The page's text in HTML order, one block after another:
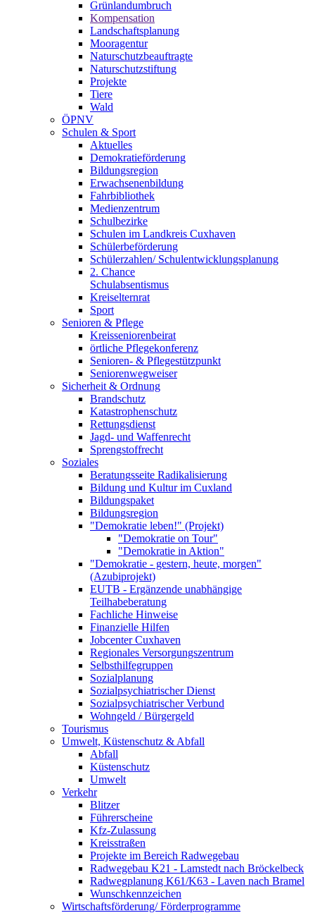
Grünlandumbruch
Kompensation
Landschaftsplanung
Mooragentur
Naturschutzbeauftragte
Naturschutzstiftung
Projekte
Tiere
Wald
ÖPNV
Schulen & Sport
Aktuelles
Demokratieförderung
Bildungsregion
Erwachsenenbildung
Fahrbibliothek
Medienzentrum
Schulbezirke
Schulen im Landkreis Cuxhaven
Schülerbeförderung
Schülerzahlen/ Schulentwicklungsplanung
2. Chance
Schulabsentismus
Kreiselternrat
Sport
Senioren & Pflege
Kreisseniorenbeirat
örtliche Pflegekonferenz
Senioren- & Pflegestützpunkt
Seniorenwegweiser
Sicherheit & Ordnung
Brandschutz
Katastrophenschutz
Rettungsdienst
Jagd- und Waffenrecht
Sprengstoffrecht
Soziales
Beratungsseite Radikalisierung
Bildung und Kultur im Cuxland
Bildungspaket
Bildungsregion
"Demokratie leben!" (Projekt)
"Demokratie on Tour"
"Demokratie in Aktion"
"Demokratie - gestern, heute, morgen"
(Azubiprojekt)
EUTB - Ergänzende unabhängige
Teilhabeberatung
Fachliche Hinweise
Finanzielle Hilfen
Jobcenter Cuxhaven
Regionales Versorgungszentrum
Selbsthilfegruppen
Sozialplanung
Sozialpsychiatrischer Dienst
Sozialpsychiatrischer Verbund
Wohngeld / Bürgergeld
Tourismus
Umwelt, Küstenschutz & Abfall
Abfall
Küstenschutz
Umwelt
Verkehr
Blitzer
Führerscheine
Kfz-Zulassung
Kreisstraßen
Projekte im Bereich Radwegebau
Radwegebau K21 - Lamstedt nach Bröckelbeck
Radwegplanung K61/K63 - Laven nach Bramel
Wunschkennzeichen
Wirtschaftsförderung/ Förderprogramme